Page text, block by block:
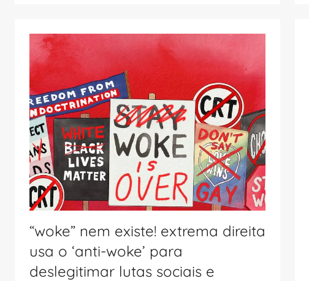
“woke” nem existe! extrema direita
usa o ‘anti-woke’ para
deslegitimar lutas sociais e